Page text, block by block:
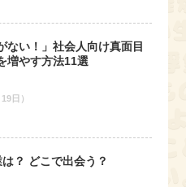
ない！」社会人向け真面目
増やす方法11選
日）
？ どこで出会う？